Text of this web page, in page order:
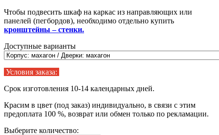
Чтобы подвесить шкаф на каркас из направляющих или
панелей (пегбордов), необходимо отдельно купить
кронштейны – стенки.
Доступные варианты
Условия заказа:
Срок изготовления 10-14 календарных дней.
Красим в цвет (под заказ) индивидуально, в связи с этим
предоплата 100 %, возврат или обмен только по рекламации.
Выберите количество: